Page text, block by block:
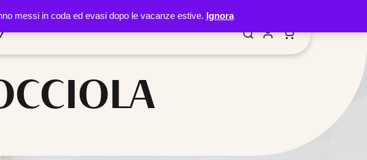
messi in coda ed evasi dopo le vacanze estive. Ignora